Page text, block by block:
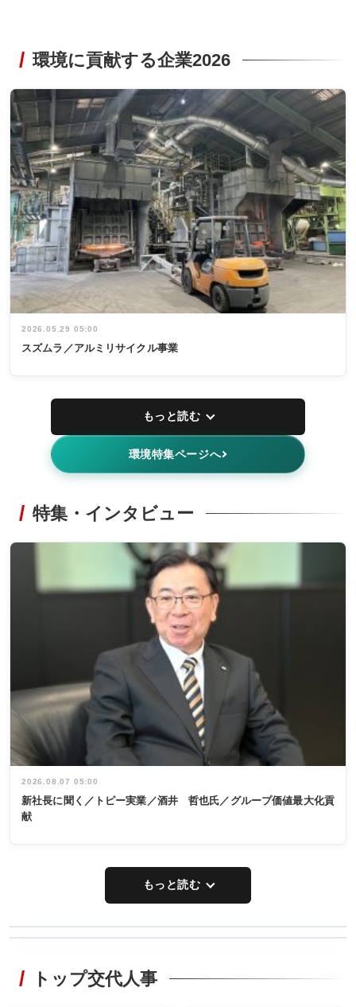
環境に貢献する企業2026
2026.05.29 05:00
スズムラ／アルミリサイクル事業
もっと読む
環境特集ページへ
特集・インタビュー
2026.08.07 05:00
新社長に聞く／トピー実業／酒井 哲也氏／グループ価値最大化貢
献
もっと読む
非鉄業界で
タックトレー
トップ交代人事